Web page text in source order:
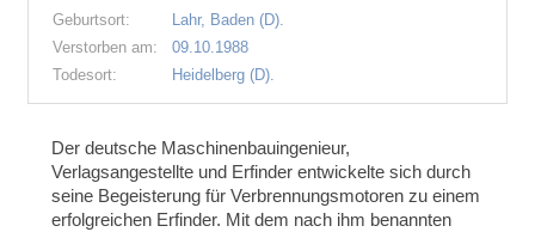
Geburtsort:
Lahr, Baden (D).
Verstorben am:
09.10.1988
Todesort:
Heidelberg (D).
Der deutsche Maschinenbauingenieur,
Verlagsangestellte und Erfinder entwickelte sich durch
seine Begeisterung für Verbrennungsmotoren zu einem
erfolgreichen Erfinder. Mit dem nach ihm benannten